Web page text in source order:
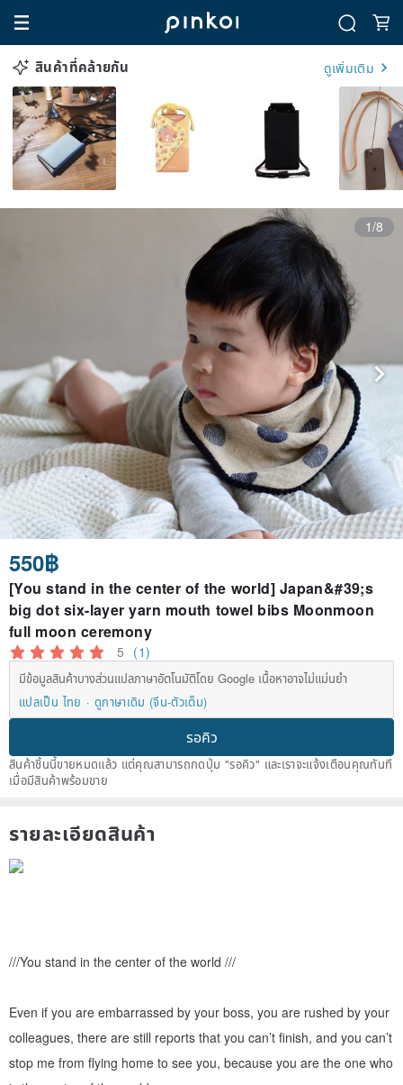
สินค้าที่คล้ายกัน ดูเพิ่มเติม
1/8
550฿
[You stand in the center of the world] Japan&#39;s
big dot six-layer yarn mouth towel bibs Moonmoon
full moon ceremony
5 (1)
มีข้อมูลสินค้าบางส่วนแปลภาษาอัตโนมัติโดย Google เนื้อหาอาจไม่แม่นยำ
แปลเป็น ไทย
ดูภาษาเดิม (จีน-ตัวเต็ม)
รอคิว
สินค้าชิ้นนี้ขายหมดแล้ว แต่คุณสามารถกดปุ่ม "รอคิว" และเราจะแจ้งเตือนคุณทันที
เมื่อมีสินค้าพร้อมขาย
รายละเอียดสินค้า
///You stand in the center of the world ///
Even if you are embarrassed by your boss, you are rushed by your
colleagues, there are still reports that you can’t finish, and you can’t
stop me from flying home to see you, because you are the one who